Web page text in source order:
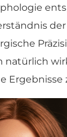
der
natürlich
Ergebnisse